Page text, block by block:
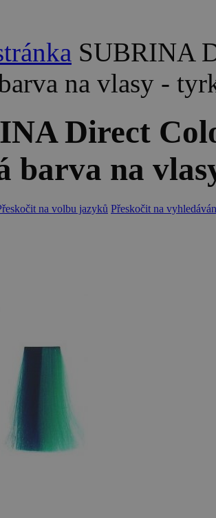
SUBRINA
na vlasy -
Direct
barva na
na volbu jazyků Přeskočit na